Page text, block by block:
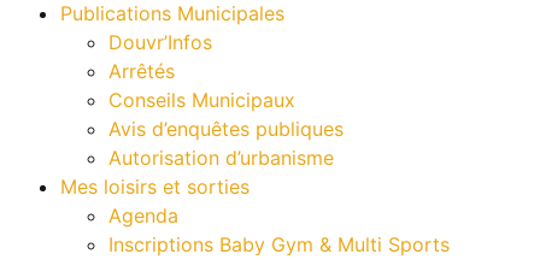
Publications Municipales
Douvr’Infos
Arrêtés
Conseils Municipaux
Avis d’enquêtes publiques
Autorisation d’urbanisme
Mes loisirs et sorties
Agenda
Inscriptions Baby Gym & Multi Sports